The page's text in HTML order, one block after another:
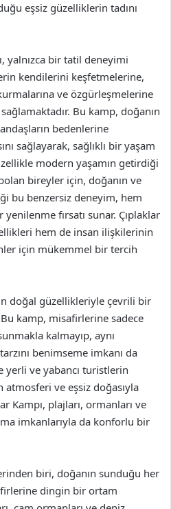
eşsiz güzelliklerin tadını
yalnızca bir tatil deneyimi
kendilerini keşfetmelerine,
ve özgürleşmelerine
Bu kamp, doğanın
bedenlerine
sağlayarak, sağlıklı bir yaşam
modern yaşamın getirdiği
bireyler için, doğanın ve
bu benzersiz deneyim, hem
fırsatı sunar. Çıplaklar
hem de insan ilişkilerinin
için mükemmel bir tercih
doğal güzellikleriyle çevrili bir
kamp, misafirlerine sadece
kalmayıp, aynı
benimseme imkanı da
yerli ve yabancı turistlerin
ve eşsiz doğasıyla
Kampı, plajları, ormanları ve
imkanlarıyla da konforlu bir
biri, doğanın sunduğu her
dingin bir ortam